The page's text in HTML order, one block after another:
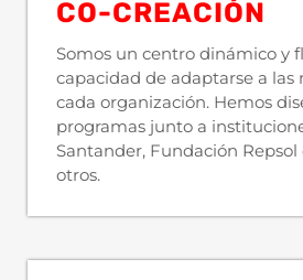
CO-CREACIÓN
Somos un centro dinámico y
capacidad de adaptarse a las
cada organización. Hemos
programas junto a
Santander, Fundación Repsol
otros.